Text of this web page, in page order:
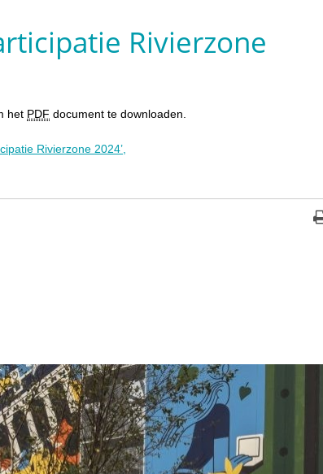
Rivierzone
het PDF document te downloaden.
Rivierzone 2024’,